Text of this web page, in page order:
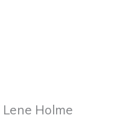
Holme